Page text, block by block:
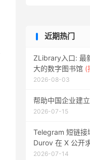
近期热门
ZLibrary入口: 最
大的数字图书馆 (
2026-08-03
帮助中国企业建
2026-07-15
Telegram 短链接
Durov 在 X 公开
2026-07-14